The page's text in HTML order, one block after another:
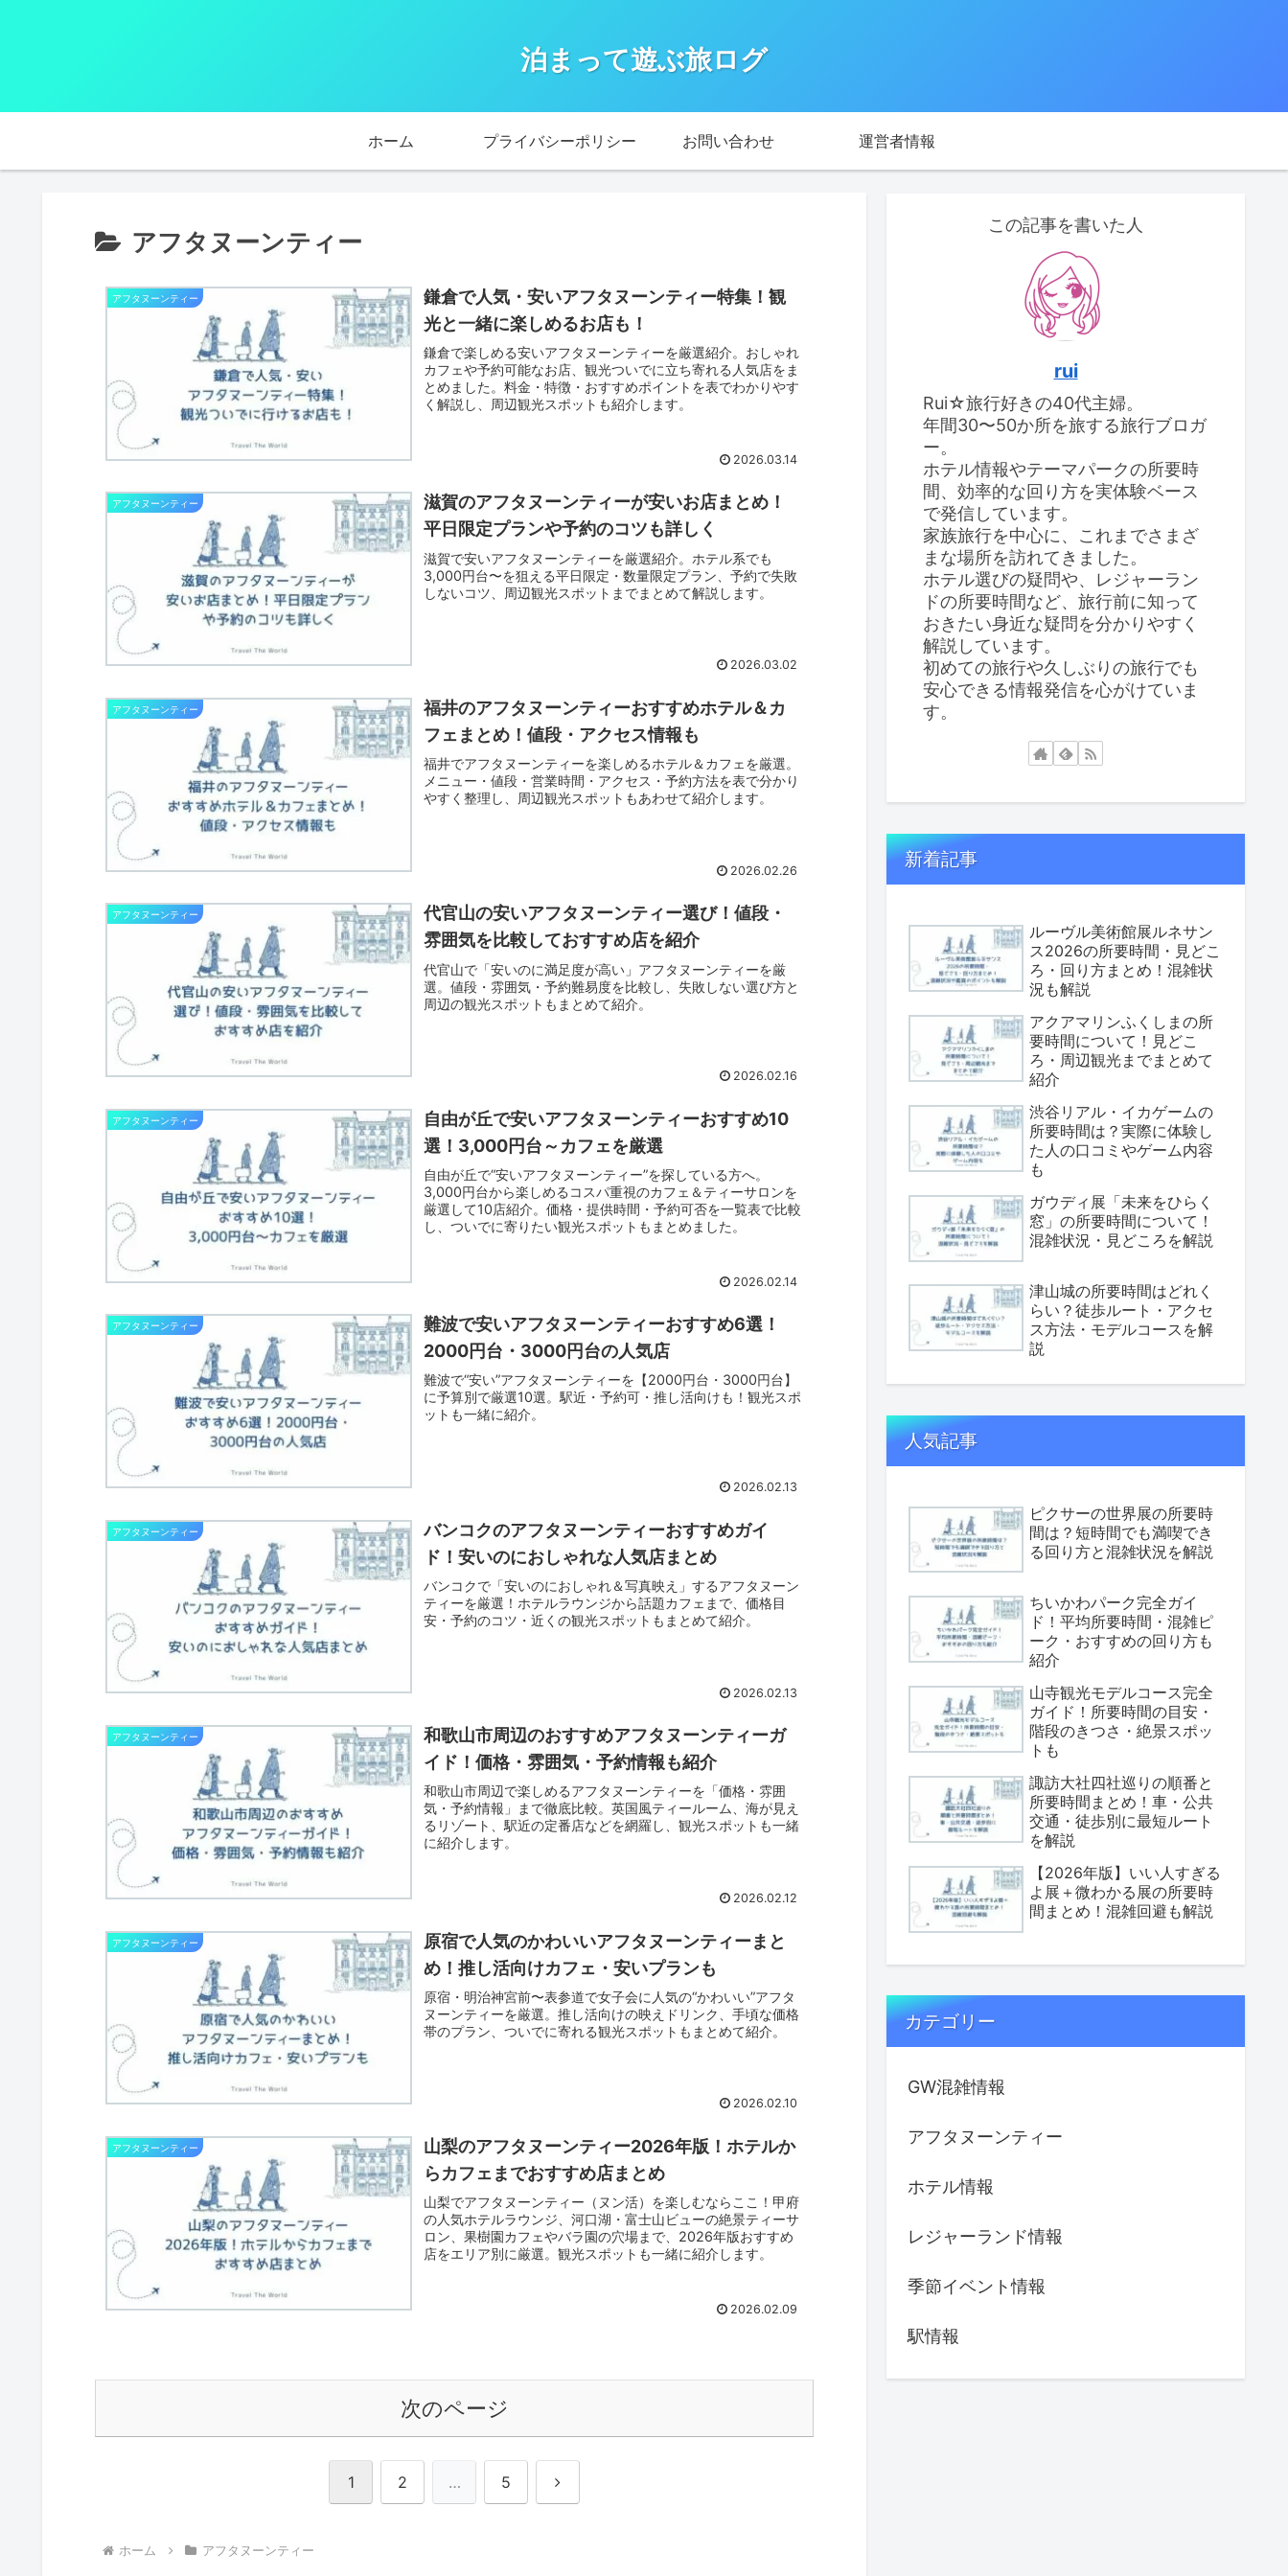
泊まって遊ぶ旅ログ
ホーム プライバシーポリシー お問い合わせ 運営者情報
アフタヌーンティー
アフタヌーンティー
鎌倉で人気・安いアフタヌーンティー特集！観
光と一緒に楽しめるお店も！
鎌倉で楽しめる安いアフタヌーンティーを厳選紹介。おしゃれ
カフェや予約可能なお店、観光ついでに立ち寄れる人気店をま
とめました。料金・特徴・おすすめポイントを表でわかりやす
く解説し、周辺観光スポットも紹介します。
2026.03.14
アフタヌーンティー
滋賀のアフタヌーンティーが安いお店まとめ！
平日限定プランや予約のコツも詳しく
滋賀で安いアフタヌーンティーを厳選紹介。ホテル系でも
3,000円台〜を狙える平日限定・数量限定プラン、予約で失敗
しないコツ、周辺観光スポットまでまとめて解説します。
2026.03.02
アフタヌーンティー
福井のアフタヌーンティーおすすめホテル＆カ
フェまとめ！値段・アクセス情報も
福井でアフタヌーンティーを楽しめるホテル＆カフェを厳選。
メニュー・値段・営業時間・アクセス・予約方法を表で分かり
やすく整理し、周辺観光スポットもあわせて紹介します。
2026.02.26
アフタヌーンティー
代官山の安いアフタヌーンティー選び！値段・
雰囲気を比較しておすすめ店を紹介
代官山で「安いのに満足度が高い」アフタヌーンティーを厳
選。値段・雰囲気・予約難易度を比較し、失敗しない選び方と
周辺の観光スポットもまとめて紹介。
2026.02.16
アフタヌーンティー
自由が丘で安いアフタヌーンティーおすすめ10
選！3,000円台～カフェを厳選
自由が丘で“安いアフタヌーンティー”を探している方へ。
3,000円台から楽しめるコスパ重視のカフェ＆ティーサロンを
厳選して10店紹介。価格・提供時間・予約可否を一覧表で比較
し、ついでに寄りたい観光スポットもまとめました。
2026.02.14
アフタヌーンティー
難波で安いアフタヌーンティーおすすめ6選！
2000円台・3000円台の人気店
難波で“安い”アフタヌーンティーを【2000円台・3000円台】
に予算別で厳選10選。駅近・予約可・推し活向けも！観光スポ
ットも一緒に紹介。
2026.02.13
アフタヌーンティー
バンコクのアフタヌーンティーおすすめガイ
ド！安いのにおしゃれな人気店まとめ
バンコクで「安いのにおしゃれ＆写真映え」するアフタヌーン
ティーを厳選！ホテルラウンジから話題カフェまで、価格目
安・予約のコツ・近くの観光スポットもまとめて紹介。
2026.02.13
アフタヌーンティー
和歌山市周辺のおすすめアフタヌーンティーガ
イド！価格・雰囲気・予約情報も紹介
和歌山市周辺で楽しめるアフタヌーンティーを「価格・雰囲
気・予約情報」まで徹底比較。英国風ティールーム、海が見え
るリゾート、駅近の定番店などを網羅し、観光スポットも一緒
に紹介します。
2026.02.12
アフタヌーンティー
原宿で人気のかわいいアフタヌーンティーまと
め！推し活向けカフェ・安いプランも
原宿・明治神宮前〜表参道で女子会に人気の“かわいい”アフタ
ヌーンティーを厳選。推し活向けの映えドリンク、手頃な価格
帯のプラン、ついでに寄れる観光スポットもまとめて紹介。
2026.02.10
アフタヌーンティー
山梨のアフタヌーンティー2026年版！ホテルか
らカフェまでおすすめ店まとめ
山梨でアフタヌーンティー（ヌン活）を楽しむならここ！甲府
の人気ホテルラウンジ、河口湖・富士山ビューの絶景ティーサ
ロン、果樹園カフェやバラ園の穴場まで、2026年版おすすめ
店をエリア別に厳選。観光スポットも一緒に紹介します。
2026.02.09
次のページ
1 2 … 5 次
ホーム アフタヌーンティー
この記事を書いた人
rui
Rui☆旅行好きの40代主婦。
年間30〜50か所を旅する旅行ブロガ
ー。
ホテル情報やテーマパークの所要時
間、効率的な回り方を実体験ベース
で発信しています。
家族旅行を中心に、これまでさまざ
まな場所を訪れてきました。
ホテル選びの疑問や、レジャーラン
ドの所要時間など、旅行前に知って
おきたい身近な疑問を分かりやすく
解説しています。
初めての旅行や久しぶりの旅行でも
安心できる情報発信を心がけていま
す。
新着記事
ルーヴル美術館展ルネサン
ス2026の所要時間・見どこ
ろ・回り方まとめ！混雑状
況も解説
アクアマリンふくしまの所
要時間について！見どこ
ろ・周辺観光までまとめて
紹介
渋谷リアル・イカゲームの
所要時間は？実際に体験し
た人の口コミやゲーム内容
も
ガウディ展「未来をひらく
窓」の所要時間について！
混雑状況・見どころを解説
津山城の所要時間はどれく
らい？徒歩ルート・アクセ
ス方法・モデルコースを解
説
人気記事
ピクサーの世界展の所要時
間は？短時間でも満喫でき
る回り方と混雑状況を解説
ちいかわパーク完全ガイ
ド！平均所要時間・混雑ピ
ーク・おすすめの回り方も
紹介
山寺観光モデルコース完全
ガイド！所要時間の目安・
階段のきつさ・絶景スポッ
トも
諏訪大社四社巡りの順番と
所要時間まとめ！車・公共
交通・徒歩別に最短ルート
を解説
【2026年版】いい人すぎる
よ展＋微わかる展の所要時
間まとめ！混雑回避も解説
カテゴリー
GW混雑情報
アフタヌーンティー
ホテル情報
レジャーランド情報
季節イベント情報
駅情報